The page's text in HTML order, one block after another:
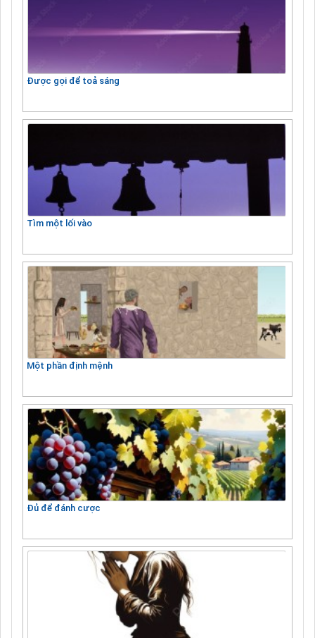
Được gọi để toả sáng
Tìm một lối vào
Một phần định mệnh
Đủ để đánh cược